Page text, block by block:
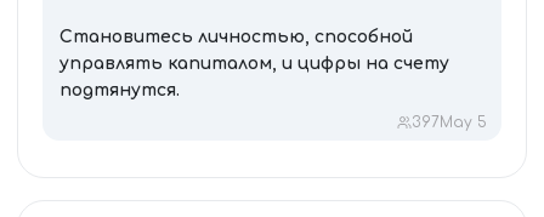
Становитесь личностью, способной
управлять капиталом, и цифры на счету
подтянутся.
397 May 5